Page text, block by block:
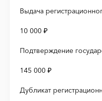
Выдача
10 000 ₽
Подтверждение
145 000 ₽
Дубликат